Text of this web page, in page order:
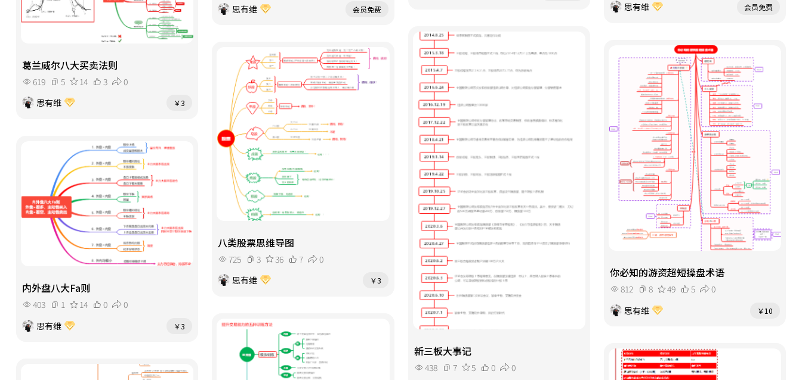
思有维
会员免费
思有维
会员免费
葛兰威尔八大买卖法则
619 5 14 3
0
思有维
￥3
新三板大事记
438 7 5 0
0
你必知的游资超短操盘术语
812 8 49 5
0
思有维
￥10
八类股票思维导图
725 3 36 7
0
思有维
￥3
内外盘八大Fa则
403 1 14 0
0
思有维
￥3